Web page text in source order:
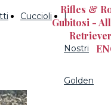
Cuccioli I
Nostri
Golden
Rifles &
Gubitosi -